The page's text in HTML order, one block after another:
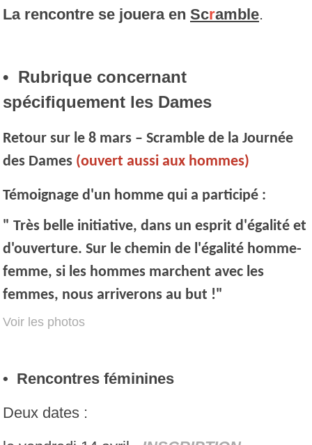
La rencontre se jouera en Scramble.
• Rubrique concernant
spécifiquement les Dames
Retour sur le 8 mars – Scramble de la Journée
des Dames (ouvert aussi aux hommes)
Témoignage d'un homme qui a participé :
" Très belle initiative, dans un esprit d'égalité et
d'ouverture. Sur le chemin de l'égalité homme-
femme, si les hommes marchent avec les
femmes, nous arriverons au but !"
Voir les photos
• Rencontres féminines
Deux dates :